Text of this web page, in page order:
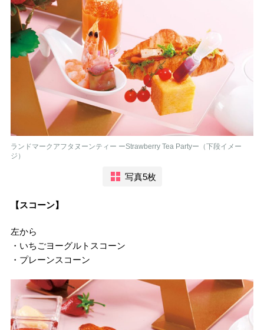
ランドマークアフタヌーンティー ーStrawberry Tea Partyー（下段イメー
ジ）
写真5枚
【スコーン】
左から
・いちごヨーグルトスコーン
・プレーンスコーン